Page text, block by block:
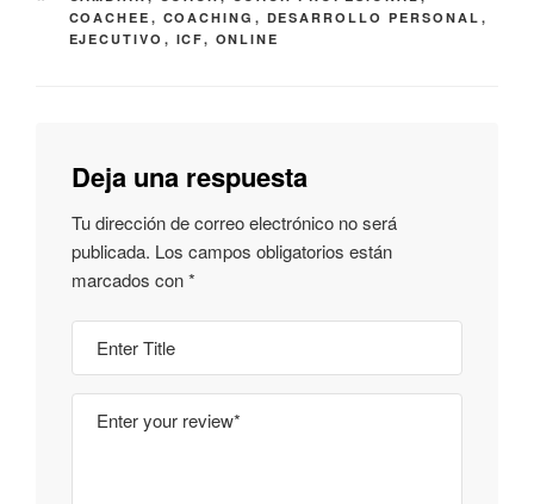
COACHEE , COACHING , DESARROLLO PERSONAL ,
EJECUTIVO , ICF, ONLINE
Deja una respuesta
Tu dirección de correo electrónico no será
publicada. Los campos obligatorios están
marcados con*